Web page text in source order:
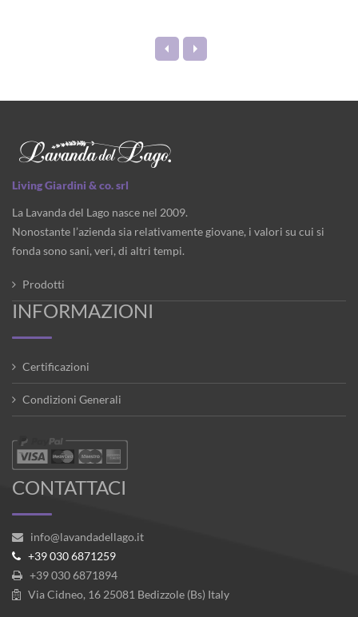
Living Giardini & co. srl
La Lavanda del Lago nasce nel 2009.
Nonostante l’azienda sia relativamente giovane, i valori su cui si
fonda sono sani, veri, di altri tempi.
Prodotti
INFORMAZIONI
Certificazioni
Condizioni Generali
CONTATTACI
info@lavandadellago.it
+39 030 6871259
+39 030 6871894
Via Cidneo, 16 25081 Bedizzole (Bs) Italy